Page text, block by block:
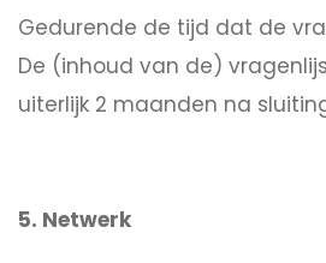
Gedurende de tijd dat de
De (inhoud van de)
uiterlijk 2 maanden na
5. Netwerk